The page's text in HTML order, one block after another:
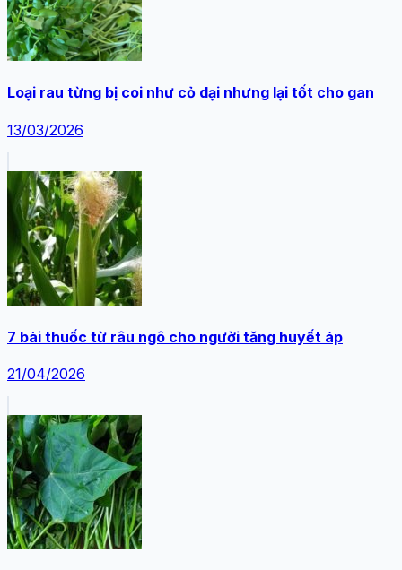
Loại rau từng bị coi như cỏ dại nhưng lại tốt cho gan
13/03/2026
7 bài thuốc từ râu ngô cho người tăng huyết áp
21/04/2026